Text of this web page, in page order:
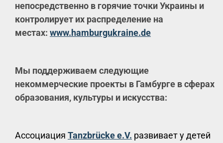
непосредственно в горячие точки Украины и
контролирует их распределение на
местах: www.hamburgukraine.de
Мы поддерживаем следующие
некоммерческие проекты в Гамбурге в сферах
образования, культуры и искусства:
Ассоциация Tanzbrücke e.V. развивает у детей